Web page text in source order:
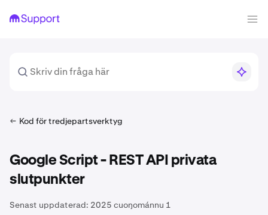
Kod för tredjepartsverktyg
Google Script - REST API privata
slutpunkter
Senast uppdaterad: 2025 cuoŋománnu 1